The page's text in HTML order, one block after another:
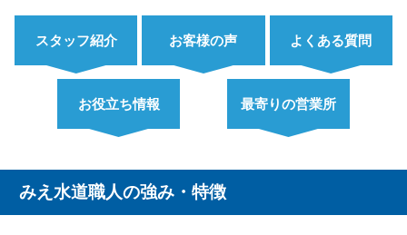
スタッフ紹介 お客様の声 よくある質問
お役立ち情報 最寄りの営業所
みえ水道職人の強み・特徴